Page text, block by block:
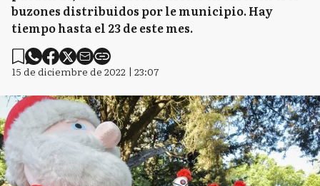
buzones distribuidos por le municipio. Hay
tiempo hasta el 23 de este mes.
15 de diciembre de 2022 | 23:07